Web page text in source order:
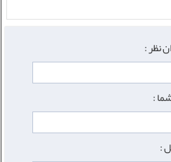
نظر :
:
: